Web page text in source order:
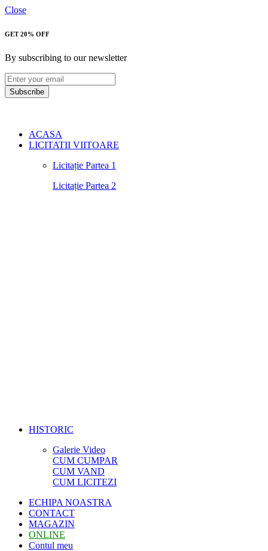
Close
GET 20% OFF
By subscribing to our newsletter
Subscribe
ACASA
LICITATII VIITOARE
Licitație Partea 1
Licitație Partea 2
HISTORIC
Galerie Video
CUM CUMPAR
CUM VAND
CUM LICITEZI
ECHIPA NOASTRA
CONTACT
MAGAZIN
ONLINE
Contul meu